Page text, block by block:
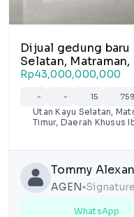
Dijual gedung baru
Selatan,
Rp43,000,000,000
- - 15
Utan Kayu Selatan,
Timur, Daerah Khusus
Tommy
AGEN lens
WhatsApp